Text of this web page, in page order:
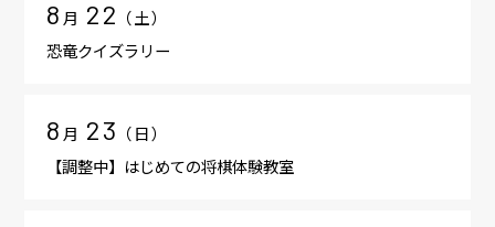
8月 22 （土）
恐竜クイズラリー
8月 23 （日）
【調整中】はじめての将棋体験教室